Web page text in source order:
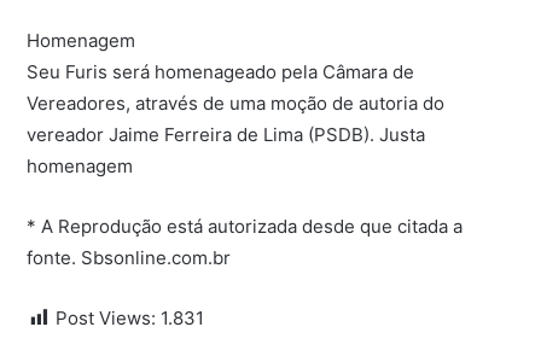
Homenagem
Seu Furis será homenageado pela Câmara de
Vereadores, através de uma moção de autoria do
vereador Jaime Ferreira de Lima (PSDB). Justa
homenagem
* A Reprodução está autorizada desde que citada a
fonte. Sbsonline.com.br
Post Views: 1.831